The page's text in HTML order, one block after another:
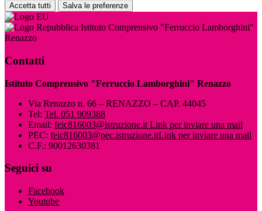
Accetta tutti Salva le preferenze
Istituto Comprensivo "Ferruccio Lamborghini"
Renazzo
Contatti
Istituto Comprensivo "Ferruccio Lamborghini" Renazzo
Via Renazzo n. 66 – RENAZZO – CAP. 44045
Tel: Tel. 051 909388
Email: feic816003@istruzione.it Link per inviare una mail
PEC: feic816003@pec.istruzione.itLink per inviare una mail
C.F.: 90012630381
Seguici su
Facebook
Youtube